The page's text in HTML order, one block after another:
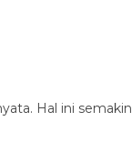
Hal ini semakin